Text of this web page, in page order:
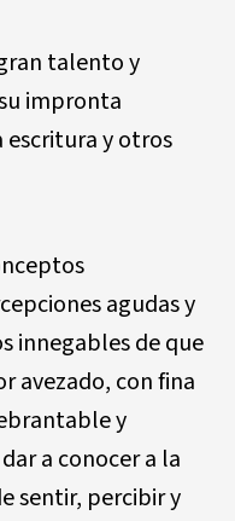
talento y
impronta
escritura y otros
agudas y
innegables de que
avezado, con fina
y
a conocer a la
sentir, percibir y